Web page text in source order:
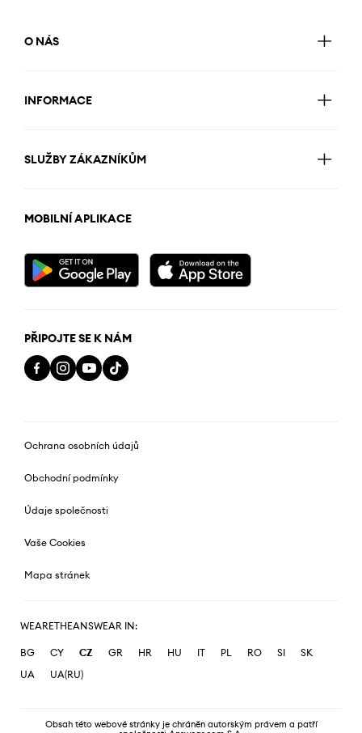
O NÁS
INFORMACE
SLUŽBY ZÁKAZNÍKŮM
MOBILNÍ APLIKACE
PŘIPOJTE SE K NÁM
Ochrana osobních údajů
Obchodní podmínky
Údaje společnosti
Vaše Cookies
Mapa stránek
WEARETHEANSWEAR IN:
BG CY CZ GR HR HU IT PL RO SI
SK
UA
UA(RU)
Obsah této webové stránky je chráněn autorským právem a patří